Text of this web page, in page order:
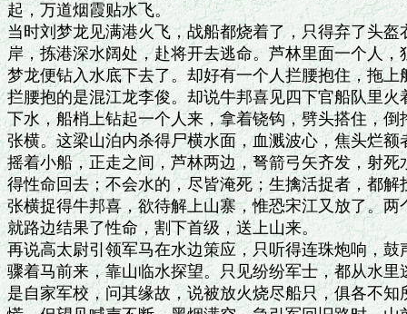
起，万道烟霞贴水飞。
当时刘梦龙见满港火飞，战船都烧着了，只得弃了头
岸，拣港深水阔处，赴将开去逃命。芦林里面一个人
梦龙便钻入水底下去了。却好有一个人拦腰抱住，拖
拦腰抱的是混江龙李俊。却说牛邦喜见四下官船队里
下水，船梢上钻起一个人来，拿着铙钩，劈头搭住，
张横。这梁山泊内杀得尸横水面，血溅波心，焦头烂
摇着小船，正走之间，芦林两边，弩箭弓矢齐发，射
得性命回去；不会水的，尽皆淹死；生擒活捉者，都
张横捉得牛邦喜，欲待解上山寨，惟恐宋江又放了。
就路边结果了性命，割下首级，送上山来。
再说高太尉引领军马在水边策应，只听得连珠炮响，
骤着马前来，靠山临水探望。只见纷纷军士，都从水
是自家军校，问其缘故，说被放火烧尽船只，俱各不